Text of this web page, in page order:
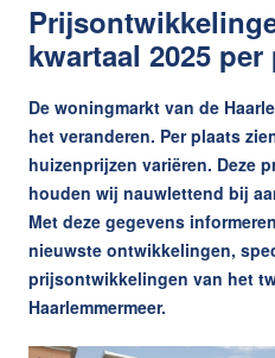
juli
Maak een afspraak
REMAX Uw Makelaar
demakelaarsvan@remax.nl
kwartaal 2025 per
De woningmarkt van de
het veranderen. Per plaats
huizenprijzen variëren. Deze
houden wij nauwlettend bij
Met deze gegevens
nieuwste ontwikkelingen,
prijsontwikkelingen van het
Haarlemmermeer.